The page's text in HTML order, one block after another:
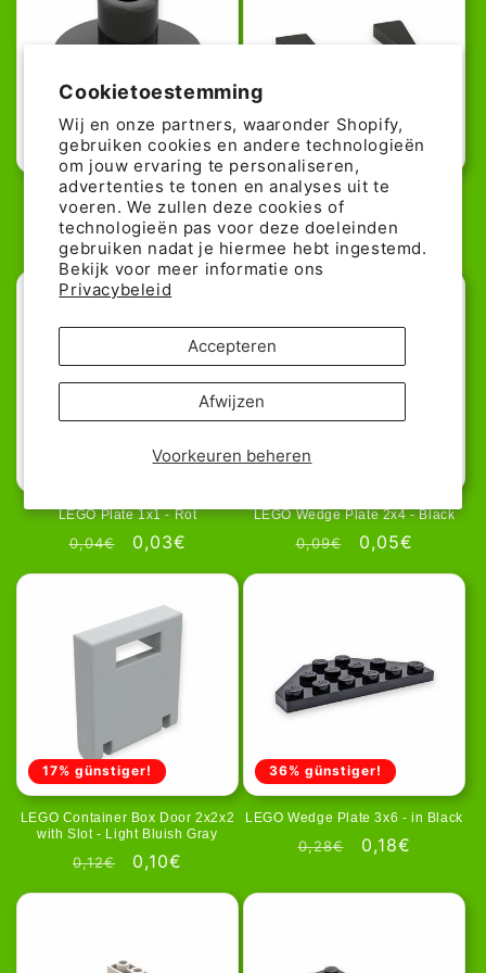
Cookietoestemming
Wij en onze partners, waaronder Shopify,
gebruiken cookies en andere technologieën
om jouw ervaring te personaliseren,
advertenties te tonen en analyses uit te
voeren. We zullen deze cookies of
technologieën pas voor deze doeleinden
gebruiken nadat je hiermee hebt ingestemd.
Bekijk voor meer informatie ons
Privacybeleid
Voorkeuren beheren
Accepteren
Afwijzen
40% günstiger!
LEGO Tile Round 1x1 with Bar
and Pin Holder - Black
Normale
prijs
0,05€ Aanbiedingsprijs
0,03€
53% günstiger!
LEGO Wedge Plate 4x4 - in Black
Normale
prijs
0,19€ 0,09€
25% günstiger!
LEGO Plate 1x1 - Rot
Normale
0,04€ Aanbiedingsprijs
0,03€
44% günstiger!
LEGO Wedge Plate 2x4 - Black
Normale
0,09€ 0,05€
17% günstiger!
LEGO Container Box Door 2x2x2
with Slot - Light Bluish Gray
Normale
0,12€ Aanbiedingsprijs
0,10€
36% günstiger!
LEGO Wedge Plate 3x6 - in Black
Normale
0,28€ 0,18€